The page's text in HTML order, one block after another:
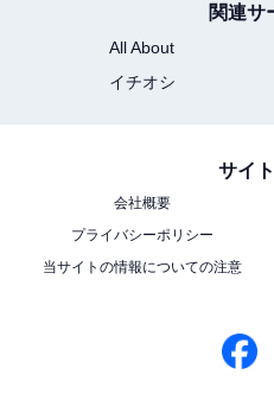
関連サ
All About
イチオシ
サイ
会社概要
プライバシーポリシー
当サイトの情報についての注意